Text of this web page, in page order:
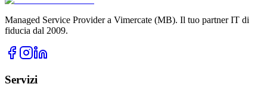
Managed Service Provider a Vimercate (MB). Il tuo partner IT di
fiducia dal 2009.
Servizi